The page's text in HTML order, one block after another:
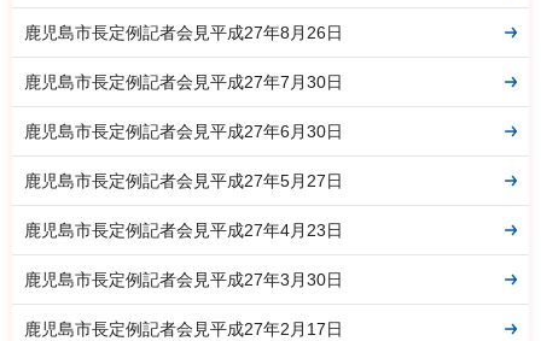
鹿児島市長定例記者会見平成27年8月26日
鹿児島市長定例記者会見平成27年7月30日
鹿児島市長定例記者会見平成27年6月30日
鹿児島市長定例記者会見平成27年5月27日
鹿児島市長定例記者会見平成27年4月23日
鹿児島市長定例記者会見平成27年3月30日
鹿児島市長定例記者会見平成27年2月17日